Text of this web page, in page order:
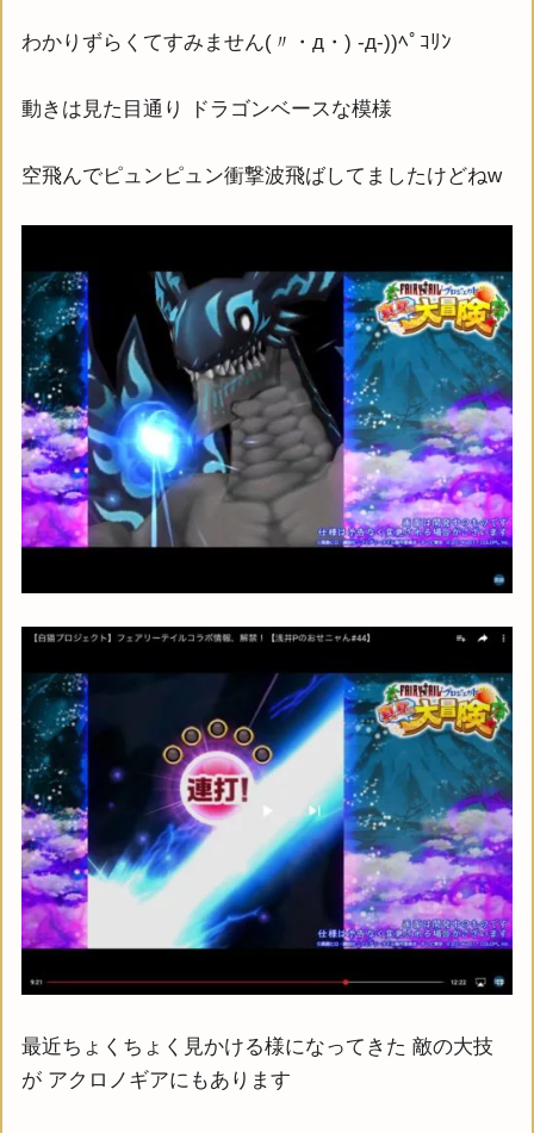
わかりずらくてすみません(〃・д・) -д-))ﾍﾟｺﾘﾝ
動きは見た目通り ドラゴンベースな模様
空飛んでピュンピュン衝撃波飛ばしてましたけどねw
最近ちょくちょく見かける様になってきた 敵の大技
が アクロノギアにもあります